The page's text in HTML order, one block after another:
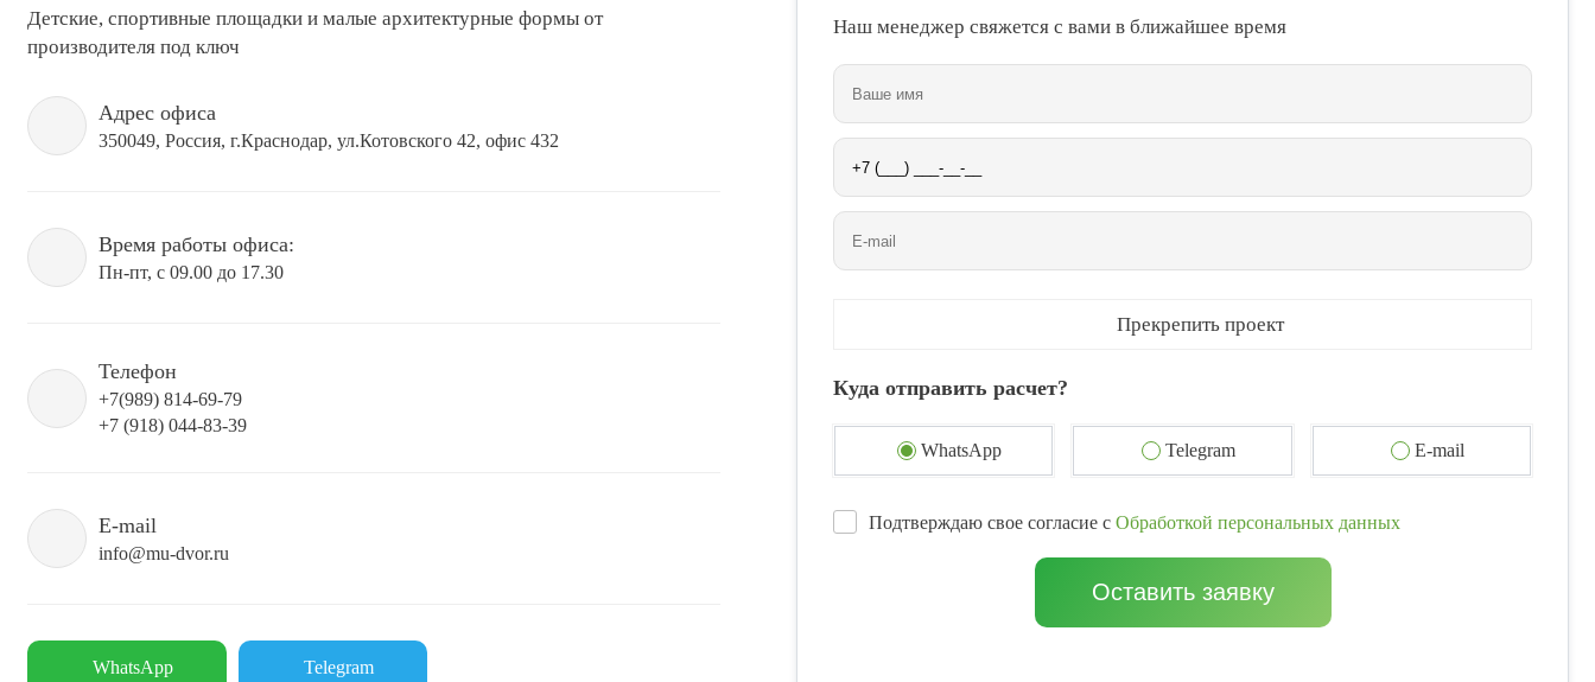
Детские, спортивные площадки и малые архитектурные формы от
производителя под ключ
Адрес офиса
350049, Россия, г.Краснодар, ул.Котовского 42, офис 432
Время работы офиса:
Пн-пт, с 09.00 до 17.30
Телефон
+7(989) 814-69-79
+7 (918) 044-83-39
E-mail
info@mu-dvor.ru
WhatsApp Telegram
Наш менеджер свяжется с вами в ближайшее время
Прекрепить проект
Куда отправить расчет?
WhatsApp Telegram E-mail
Подтверждаю свое согласие с Обработкой персональных данных
Оставить заявку